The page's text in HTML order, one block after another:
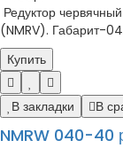
Редуктор
(NMRV). Габарит-
Купить
В закладки В
NMRW 040-40